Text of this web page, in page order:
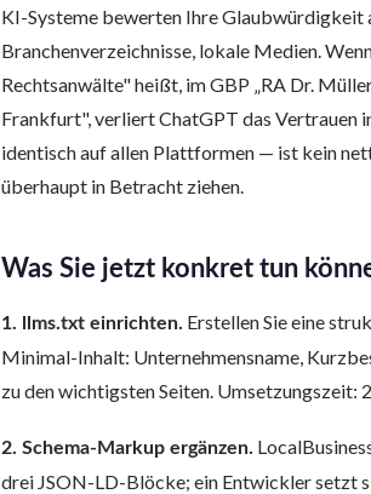
KI-Systeme bewerten Ihre Glaubwürdigkeit
Branchenverzeichnisse, lokale Medien.
Rechtsanwälte" heißt, im GBP „RA Dr.
Frankfurt", verliert ChatGPT das Vertrauen
identisch auf allen Plattformen — ist kein
überhaupt in Betracht ziehen.
Was Sie jetzt konkret tun
1. llms.txt einrichten. Erstellen Sie eine
Minimal-Inhalt: Unternehmensname,
zu den wichtigsten Seiten. Umsetzungszeit:
2. Schema-Markup ergänzen.
drei JSON-LD-Blöcke; ein Entwickler setzt